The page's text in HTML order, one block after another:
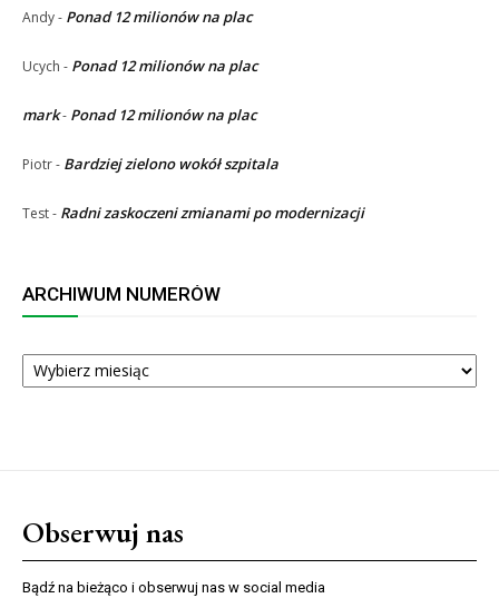
Andy- Ponad 12 milionów na plac
Ucych - Ponad 12 milionów na plac
mark- Ponad 12 milionów na plac
Piotr- Bardziej zielono wokół szpitala
Test- Radni zaskoczeni zmianami po modernizacji
ARCHIWUM NUMERÓW
ARCHIWUM
NUMERÓW
Obserwuj nas
Bądź na bieżąco i obserwuj nas w social media